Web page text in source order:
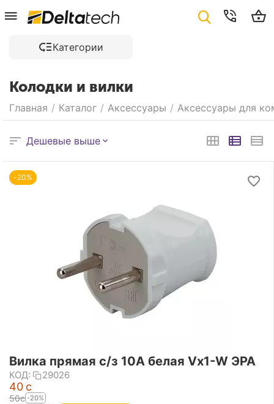
Категории
Колодки и вилки
Главная / Каталог / Аксессуары / Аксессуары для
Дешевые выше
-20%
Вилка прямая с/з 10А белая Vx1-W ЭРА
КОД: 29026
‍40‍ с
‍50‍с -20%